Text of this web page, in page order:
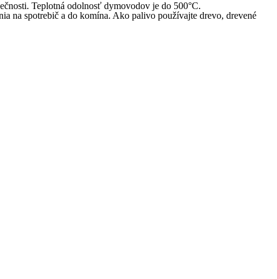
Teplotná odolnosť dymovodov je do 500°C.
na spotrebič a do komína. Ako palivo používajte drevo, drevené